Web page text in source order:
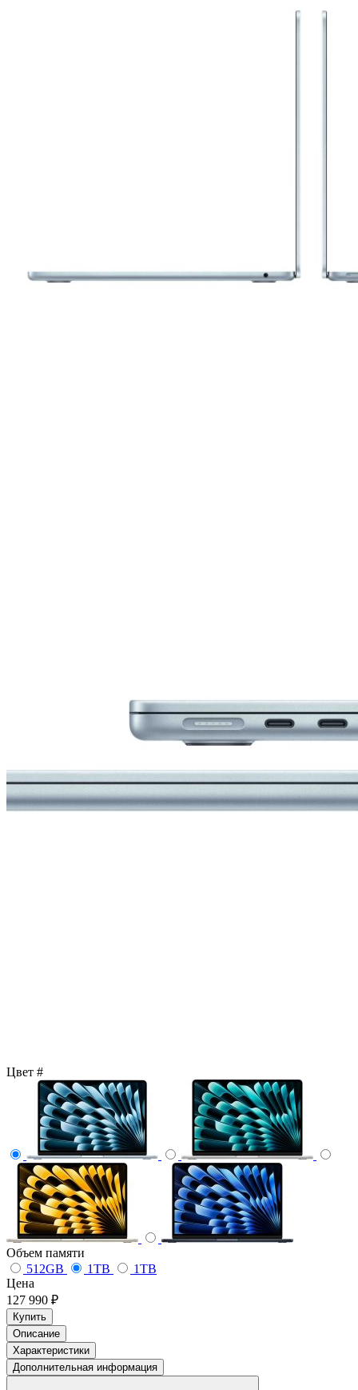
Цвет #
Объем памяти
512GB
1TB
1TB
Цена
127 990 ₽
Купить
Описание
Характеристики
Дополнительная информация